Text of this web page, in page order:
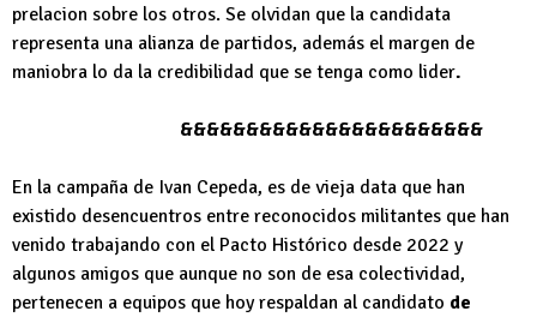
prelacion sobre los otros. Se olvidan que la candidata
representa una alianza de partidos, además el margen de
maniobra lo da la credibilidad que se tenga como lider.
&&&&&&&&&&&&&&&&&&&&&&&
En la campaña de Ivan Cepeda, es de vieja data que han
existido desencuentros entre reconocidos militantes que han
venido trabajando con el Pacto Histórico desde 2022 y
algunos amigos que aunque no son de esa colectividad,
pertenecen a equipos que hoy respaldan al candidato de